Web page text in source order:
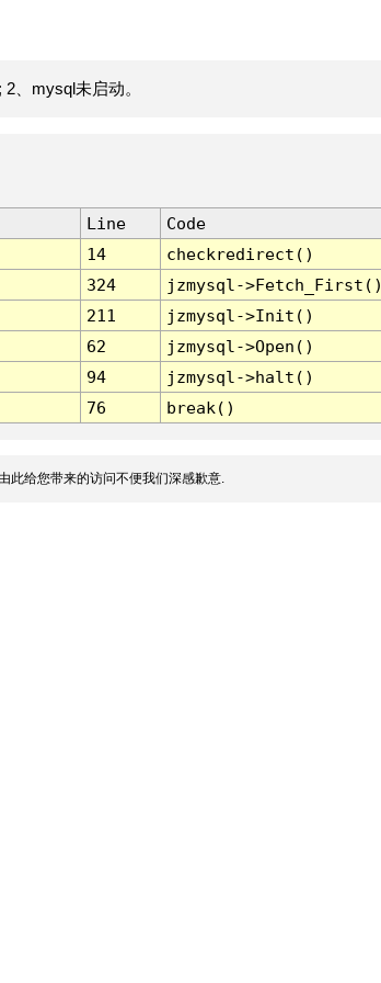
、mysql未启动。
Line
Code
14
checkredirect()
324
jzmysql-
211
jzmysql->Init()
62
jzmysql->Open()
94
jzmysql->halt()
76 break()
此给您带来的访问不便我们深感歉意.